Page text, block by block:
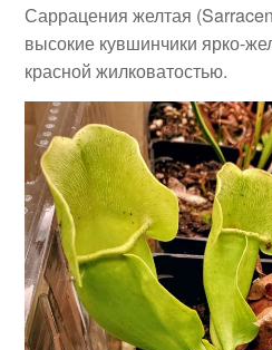
Саррацения желтая
высокие кувшинчики ярко-
красной жилковатостью.